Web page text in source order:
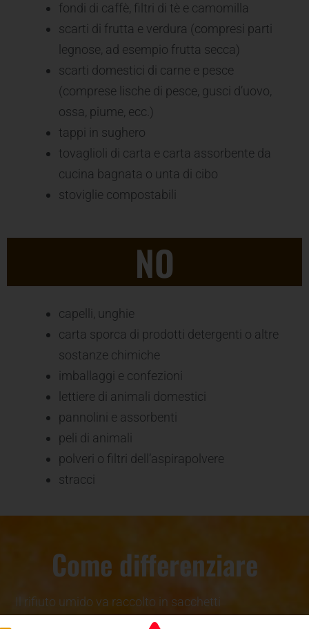
fondi di caffè, filtri di tè e camomilla
scarti di frutta e verdura (compresi parti
legnose, ad esempio frutta secca)
scarti domestici di carne e pesce
(comprese lische di pesce, gusci d’uovo,
ossa, piume, ecc.)
tappi in sughero
tovaglioli di carta e carta assorbente da
cucina bagnata o unta di cibo
stoviglie compostabili
NO
capelli, unghie
carta sporca di prodotti detergenti o altre
sostanze chimiche
imballaggi e confezioni
lettiere di animali domestici
pannolini e assorbenti
peli di animali
polveri o filtri dell’aspirapolvere
stracci
Come differenziare
Il rifiuto umido va raccolto in sacchetti
biodegradabili e compostabili.